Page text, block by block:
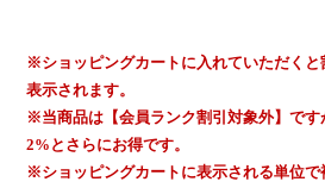
※ショッピングカートに入れていただく
表示されます。
※当商品は【会員ランク割引対象外】で
2%とさらにお得です。
※ショッピングカートに表示される単位で